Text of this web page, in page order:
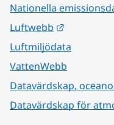
Nationella
Luftwebb
Luftmiljödata
VattenWebb
Datavärdskap,
Datavärdskap för